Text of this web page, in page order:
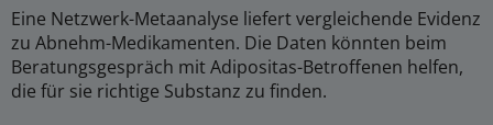
Eine Netzwerk-Metaanalyse liefert vergleichende Evidenz
zu Abnehm-Medikamenten. Die Daten könnten beim
Beratungsgespräch mit Adipositas-Betroffenen helfen,
die für sie richtige Substanz zu finden.